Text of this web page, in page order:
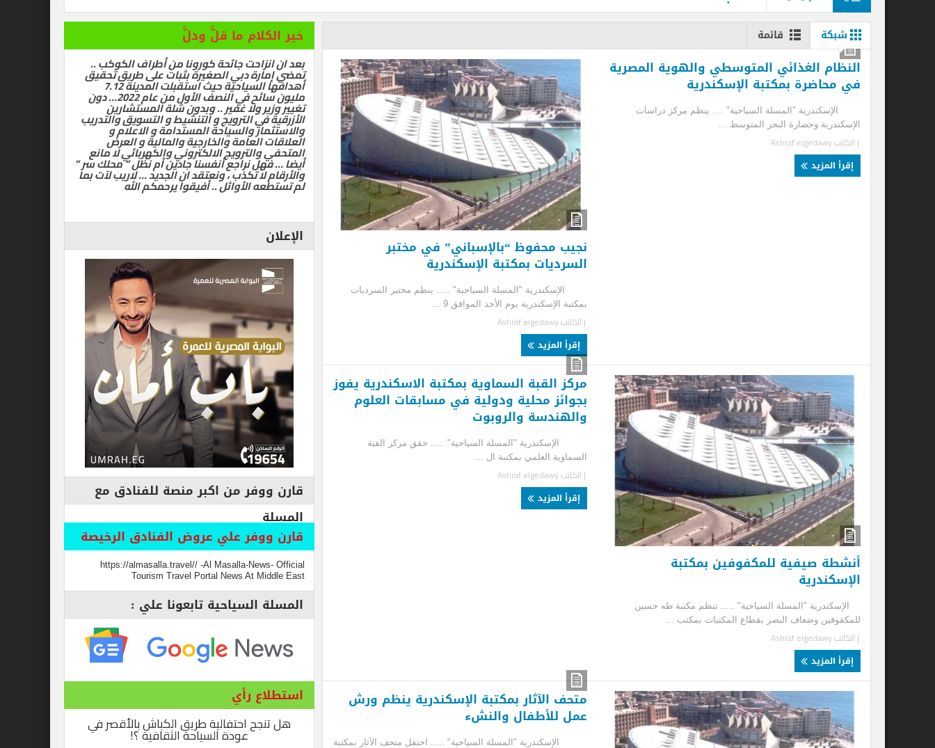
قائمة
النظام الغذائي المتوسطي والهوية المصرية
في محاضرة بمكتبة الإسكندرية
الإسكندرية "المسلة السياحية" .... ينظم مركز دراسات
الإسكندرية وحضارة البحر المتوسط ...
Ashraf elgedawy
نجيب محفوظ “بالإسباني” في مختبر
السرديات بمكتبة الإسكندرية
الإسكندرية "المسلة السياحية" ..... ينظم مختبر السرديات
بمكتبة الإسكندرية يوم الأحد الموافق 9 ...
Ashraf elgedawy
أنشطة صيفية للمكفوفين بمكتبة
الإسكندرية
الإسكندرية "المسلة السياحية" ..... تنظم مكتبة طه حسين
للمكفوفين وضعاف البصر بقطاع المكتبات بمكتب ...
Ashraf elgedawy
مركز القبة السماوية بمكتبة الاسكندرية يفوز
بجوائز محلية ودولية في مسابقات العلوم
والهندسة والروبوت
الإسكندرية "المسلة السياحية" ..... حقق مركز القبة
السماوية العلمي بمكتبة ال ...
| الكاتب Ashraf elgedawy
إقرأ المزيد
متحف الآثار بمكتبة الإسكندرية ينظم ورش
عمل للأطفال والنشء
الإسكندرية "المسلة السياحية" ..... احتفل متحف الآثار بمكتبة
خير الكلام ما قلَّ ودلَّ
بعد ان انزاحت جائحة كورونا من أطراف الكوكب ..
تمضي إمارة دبي الصغيرة بثبات على طريق تحقيق
أهدافها السياحية حيث استقبلت المدينة 7.12
مليون سائح في النصف الأول من عام 2022… دون
تغيير وزير ولا غفير .. وبدون شلة المستشارين
الأزرقية في الترويج و التنشيط و التسويق والتدريب
والاستثمار والسياحة المستدامة و الاعلام و
العلاقات العامة والخارجية والمالية و العرض
المتحفي والترويج الالكتروني والكهربائي لا مانع
أيضا … فهل نراجع أنفسنا جادين أم نظل ” محلك سر ”
والأرقام لا تكذب ، ونعتقد ان الجديد … لاريب لآت بما
لم تستطعه الأوائل .. أفيقوا يرحمكم الله
الإعلان
قارن ووفر من اكبر منصة للفنادق مع
المسلة
قارن ووفر علي عروض الفنادق الرخيصة
https://almasalla.travel// -Al Masalla-News- Official
Tourism Travel Portal News At Middle East
المسلة السياحية تابعونا علي :
استطلاع رأي
هل تنجح احتفالية طريق الكباش بالأقصر في
عودة السياحة الثقافية ؟!